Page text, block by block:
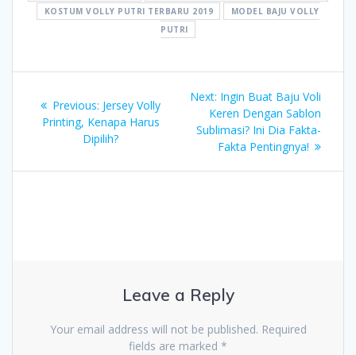
KOSTUM VOLLY PUTRI TERBARU 2019
MODEL BAJU VOLLY
PUTRI
navigation
Previous: Previous
post:
Jersey Volly
Printing, Kenapa Harus
Dipilih?
Next: Next
post:
Ingin Buat Baju Voli
Keren Dengan Sablon
Sublimasi? Ini Dia Fakta-
Fakta Pentingnya!
Leave a Reply
Your email address will not be published. Required
fields are marked *